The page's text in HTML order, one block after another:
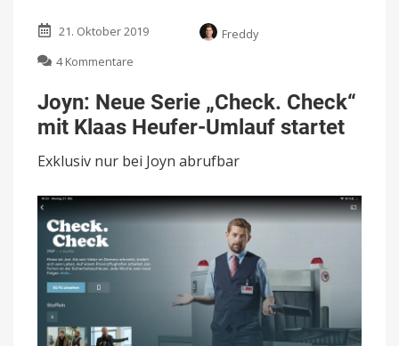
21. Oktober 2019
Freddy
4 Kommentare
Neue
Serie
„Check.
mit
Heufer-
Umlauf
Joyn: Neue Serie „Check. Check“
mit Klaas Heufer-Umlauf startet
Exklusiv nur bei Joyn abrufbar